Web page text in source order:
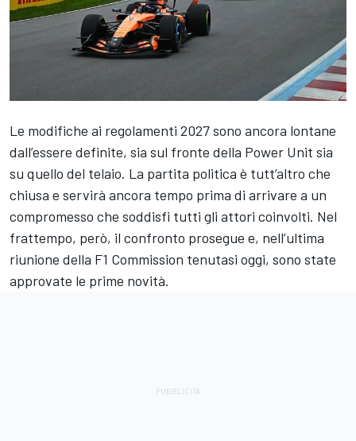
Le modifiche ai regolamenti 2027 sono ancora lontane
dall’essere definite, sia sul fronte della Power Unit sia
su quello del telaio. La partita politica è tutt’altro che
chiusa e servirà ancora tempo prima di arrivare a un
compromesso che soddisfi tutti gli attori coinvolti. Nel
frattempo, però, il confronto prosegue e, nell’ultima
riunione della F1 Commission tenutasi oggi, sono state
approvate le prime novità.